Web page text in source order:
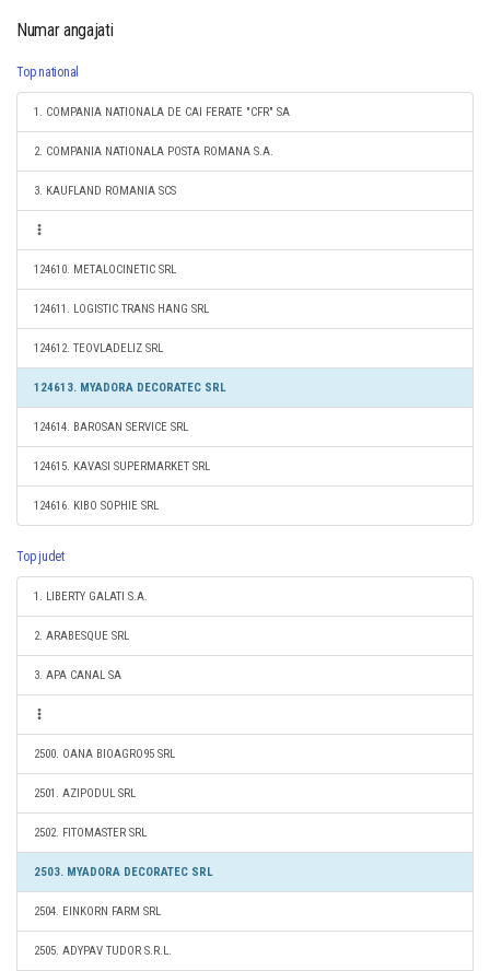
Numar angajati
Top national
1. COMPANIA NATIONALA DE CAI FERATE "CFR" SA
2. COMPANIA NATIONALA POSTA ROMANA S.A.
3. KAUFLAND ROMANIA SCS
124610. METALOCINETIC SRL
124611. LOGISTIC TRANS HANG SRL
124612. TEOVLADELIZ SRL
124613. MYADORA DECORATEC SRL
124614. BAROSAN SERVICE SRL
124615. KAVASI SUPERMARKET SRL
124616. KIBO SOPHIE SRL
Top judet
1. LIBERTY GALATI S.A.
2. ARABESQUE SRL
3. APA CANAL SA
2500. OANA BIOAGRO95 SRL
2501. AZIPODUL SRL
2502. FITOMASTER SRL
2503. MYADORA DECORATEC SRL
2504. EINKORN FARM SRL
2505. ADYPAV TUDOR S.R.L.